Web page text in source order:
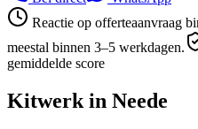
Reactie op offerteaanvraag
meestal binnen 3–5 werkdagen.
gemiddelde score
Kitwerk in Neede